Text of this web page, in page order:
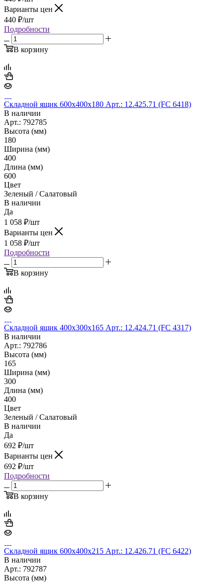
Варианты цен
440 ₽/шт
Подробности
В корзину
Складной ящик 600х400х180 Арт.: 12.425.71 (FC 6418)
В наличии
Арт.: 792785
Высота (мм)
180
Ширина (мм)
400
Длина (мм)
600
Цвет
Зеленый / Салатовый
В наличии
Да
1 058 ₽/шт
Варианты цен
1 058 ₽/шт
Подробности
В корзину
Складной ящик 400х300х165 Арт.: 12.424.71 (FC 4317)
В наличии
Арт.: 792786
Высота (мм)
165
Ширина (мм)
300
Длина (мм)
400
Цвет
Зеленый / Салатовый
В наличии
Да
692 ₽/шт
Варианты цен
692 ₽/шт
Подробности
В корзину
Складной ящик 600х400х215 Арт.: 12.426.71 (FC 6422)
В наличии
Арт.: 792787
Высота (мм)